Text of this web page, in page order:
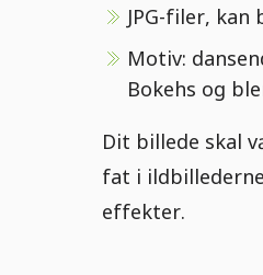
JPG-filer,
Motiv:
Bokehs og
Dit billede skal
fat i
effekter.